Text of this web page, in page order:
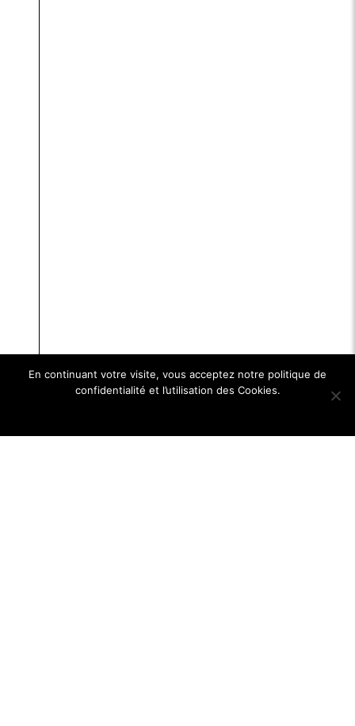
En continuant votre visite, vous acceptez notre politique de
confidentialité et l’utilisation des Cookies.